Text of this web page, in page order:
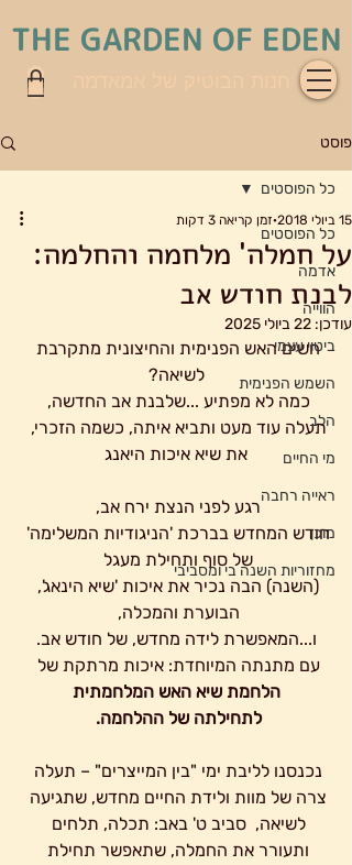
THE GARDEN OF EDEN
פוסט
כל הפוסטים
אדמה
הווייה
ביטוי עצמי
השמש הפנימית
הלב
מי החיים
ראייה רחבה
מוכן
מחזוריות השנה בי ומסביבי
כל הפוסטים
על חמלה' מלחמה והחלמה:
לבנת חודש אב
15 ביולי 2018 זמן קריאה 3 דקות
עודכן: 22 ביולי 2025
חשים האש הפנימית והחיצונית מתקרבת
לשיאה?
כמה לא מפתיע ...שלבנת אב החדשה,
תעלה עוד מעט ותביא איתה, כשמה הזכרי,
את שיא איכות היאנג
רגע לפני הנצת ירח אב,
חודש המחדש בברכת 'הניגודיות המשלימה'
של סוף ותחילת מעגל
(השנה) הבה נכיר את איכות 'שיא הינאג',
הבוערת והמכלה,
ו...המאפשרת לידה מחדש, של חודש אב.
עם מתנתה המיוחדת: איכות מרתקת של
הלחמת שיא האש המלחמתית
לתחילתה של ההלחמה.
נכנסנו לליבת ימי "בין המייצרים" – תעלה
צרה של מוות ולידת החיים מחדש, שתגיעה
לשיאה,  סביב ט' באב: תכלה, תלחים
ותעורר את החמלה, שתאפשר תחילת